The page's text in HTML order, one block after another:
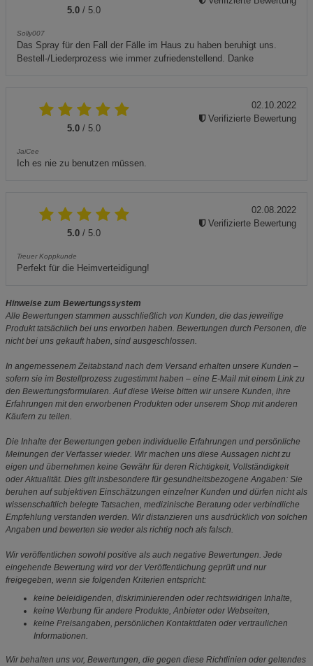
5.0 / 5.0
Solly007
Das Spray für den Fall der Fälle im Haus zu haben beruhigt uns.
Bestell-/Liederprozess wie immer zufriedenstellend. Danke
5.0 / 5.0
JaiCee
Ich es nie zu benutzen müssen.
02.10.2022
Verifizierte Bewertung
5.0 / 5.0
Treuer Koppkunde
Perfekt für die Heimverteidigung!
02.08.2022
Verifizierte Bewertung
Hinweise zum Bewertungssystem
Alle Bewertungen stammen ausschließlich von Kunden, die das jeweilige
Produkt tatsächlich bei uns erworben haben. Bewertungen durch Personen, die
nicht bei uns gekauft haben, sind ausgeschlossen.
In angemessenem Zeitabstand nach dem Versand erhalten unsere Kunden –
sofern sie im Bestellprozess zugestimmt haben – eine E-Mail mit einem Link zu
den Bewertungsformularen. Auf diese Weise bitten wir unsere Kunden, ihre
Erfahrungen mit den erworbenen Produkten oder unserem Shop mit anderen
Käufern zu teilen.
Die Inhalte der Bewertungen geben individuelle Erfahrungen und persönliche
Meinungen der Verfasser wieder. Wir machen uns diese Aussagen nicht zu
eigen und übernehmen keine Gewähr für deren Richtigkeit, Vollständigkeit
oder Aktualität. Dies gilt insbesondere für gesundheitsbezogene Angaben: Sie
beruhen auf subjektiven Einschätzungen einzelner Kunden und dürfen nicht als
wissenschaftlich belegte Tatsachen, medizinische Beratung oder verbindliche
Empfehlung verstanden werden. Wir distanzieren uns ausdrücklich von solchen
Angaben und bewerten sie weder als richtig noch als falsch.
Wir veröffentlichen sowohl positive als auch negative Bewertungen. Jede
eingehende Bewertung wird vor der Veröffentlichung geprüft und nur
freigegeben, wenn sie folgenden Kriterien entspricht:
keine beleidigenden, diskriminierenden oder rechtswidrigen Inhalte,
keine Werbung für andere Produkte, Anbieter oder Webseiten,
keine Preisangaben, persönlichen Kontaktdaten oder vertraulichen
Informationen.
Wir behalten uns vor, Bewertungen, die gegen diese Richtlinien oder geltendes